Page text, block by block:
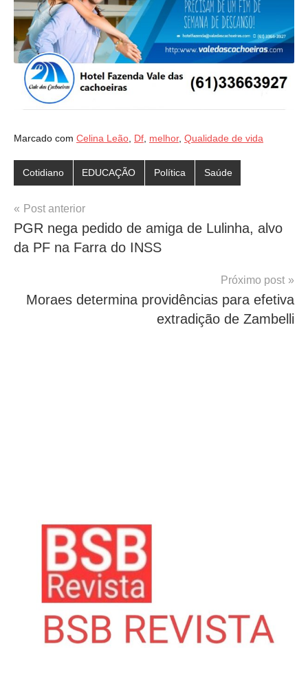
Marcado com Celina Leão Df melhor, Qualidade de vida
Cotidiano EDUCAÇÃO Política Saúde
Navegação
de
Post
Post anterior
PGR nega pedido de amiga de Lulinha, alvo
da PF na Farra do INSS
Próximo post
Moraes determina providências para efetiva
extradição de Zambelli